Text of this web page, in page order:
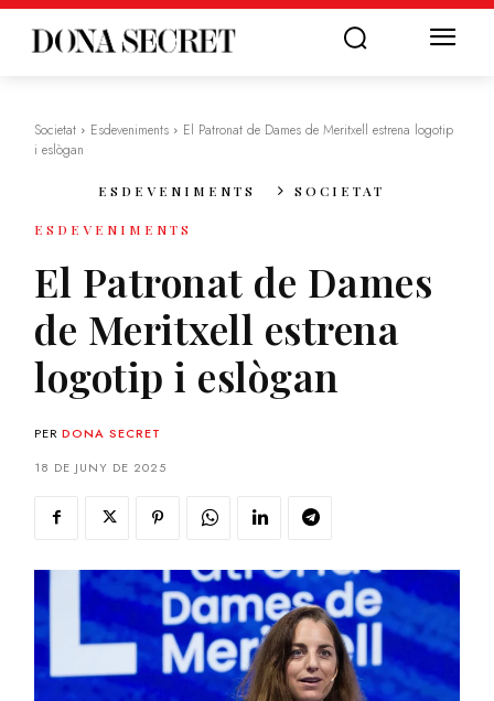
Societat Esdeveniments
El Patronat de Dames de Meritxell estrena logotip
i eslògan
ESDEVENIMENTS SOCIETAT
ESDEVENIMENTS
El Patronat de Dames
de Meritxell estrena
logotip i eslògan
PER DONA SECRET
18 DE JUNY DE 2025